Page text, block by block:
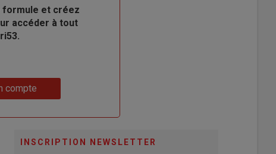
et créez
accéder à tout
compte
INSCRIPTION NEWSLETTER